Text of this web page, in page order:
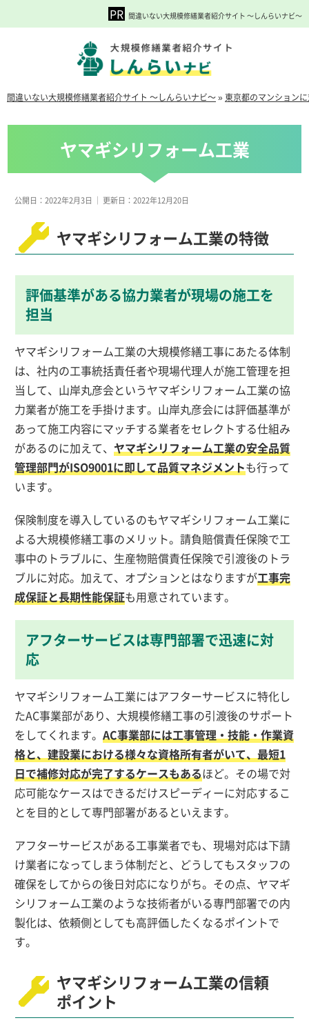
間違いない大規模修繕業者紹介サイト ～しんらいナビ～
間違いない大規模修繕業者紹介サイト ～しんらいナビ～»東京都のマンション
ヤマギシリフォーム工業
公開日：2022年2月3日 ｜ 更新日：2022年12月20日
ヤマギシリフォーム工業の特徴
評価基準がある協力業者が現場の施工を
担当
ヤマギシリフォーム工業の大規模修繕工事にあたる体制
は、社内の工事統括責任者や現場代理人が施工管理を担
当して、山岸丸彦会というヤマギシリフォーム工業の協
力業者が施工を手掛けます。山岸丸彦会には評価基準が
あって施工内容にマッチする業者をセレクトする仕組み
があるのに加えて、ヤマギシリフォーム工業の安全品質
管理部門がISO9001に即して品質マネジメントも行って
います。
保険制度を導入しているのもヤマギシリフォーム工業に
よる大規模修繕工事のメリット。請負賠償責任保険で工
事中のトラブルに、生産物賠償責任保険で引渡後のトラ
ブルに対応。加えて、オプションとはなりますが工事完
成保証と長期性能保証も用意されています。
アフターサービスは専門部署で迅速に対
応
ヤマギシリフォーム工業にはアフターサービスに特化し
たAC事業部があり、大規模修繕工事の引渡後のサポート
をしてくれます。AC事業部には工事管理・技能・作業資
格と、建設業における様々な資格所有者がいて、最短1
日で補修対応が完了するケースもあるほど。その場で対
応可能なケースはできるだけスピーディーに対応するこ
とを目的として専門部署があるといえます。
アフターサービスがある工事業者でも、現場対応は下請
け業者になってしまう体制だと、どうしてもスタッフの
確保をしてからの後日対応になりがち。その点、ヤマギ
シリフォーム工業のような技術者がいる専門部署での内
製化は、依頼側としても高評価したくなるポイントで
す。
ヤマギシリフォーム工業の信頼
ポイント